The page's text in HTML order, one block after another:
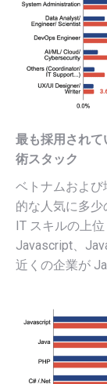
最も採用され
術スタック
ベトナムおよ
的な人気に多
IT スキルの上
Javascript、
近くの企業が